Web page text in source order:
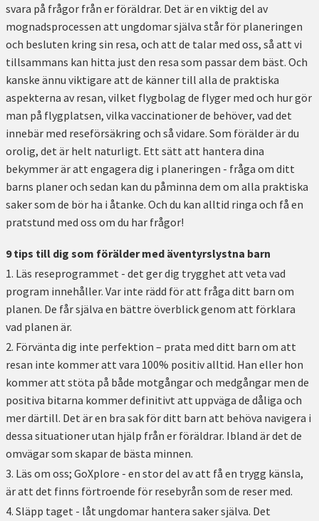
svara på frågor från er föräldrar. Det är en viktig del av
mognadsprocessen att ungdomar själva står för planeringen
och besluten kring sin resa, och att de talar med oss, så att vi
tillsammans kan hitta just den resa som passar dem bäst. Och
kanske ännu viktigare att de känner till alla de praktiska
aspekterna av resan, vilket flygbolag de flyger med och hur gör
man på flygplatsen, vilka vaccinationer de behöver, vad det
innebär med reseförsäkring och så vidare. Som förälder är du
orolig, det är helt naturligt. Ett sätt att hantera dina
bekymmer är att engagera dig i planeringen - fråga om ditt
barns planer och sedan kan du påminna dem om alla praktiska
saker som de bör ha i åtanke. Och du kan alltid ringa och få en
pratstund med oss om du har frågor!
9 tips till dig som förälder med äventyrslystna barn
Läs reseprogrammet - det ger dig trygghet att veta vad
program innehåller. Var inte rädd för att fråga ditt barn om
planen. De får själva en bättre överblick genom att förklara
vad planen är.
Förvänta dig inte perfektion – prata med ditt barn om att
resan inte kommer att vara 100% positiv alltid. Han eller hon
kommer att stöta på både motgångar och medgångar men de
positiva bitarna kommer definitivt att uppväga de dåliga och
mer därtill. Det är en bra sak för ditt barn att behöva navigera i
dessa situationer utan hjälp från er föräldrar. Ibland är det de
omvägar som skapar de bästa minnen.
Läs om oss; GoXplore - en stor del av att få en trygg känsla,
är att det finns förtroende för resebyrån som de reser med.
Släpp taget - låt ungdomar hantera saker själva. Det